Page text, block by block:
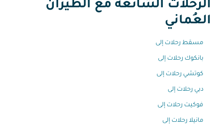
الرحلات الشائعة مع الطيران
العُماني
مسقط رحلات إلى
بانكوك رحلات إلى
كوتشي رحلات إلى
دبي رحلات إلى
فوكيت رحلات إلى
مانيلا رحلات إلى